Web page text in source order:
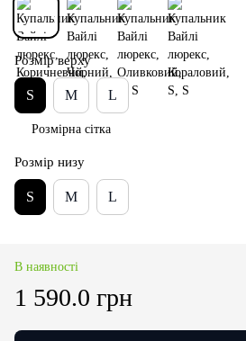
Розмір верху
S M L
Розмірна сітка
Розмір низу
S M L
В наявності
1 590.0 грн